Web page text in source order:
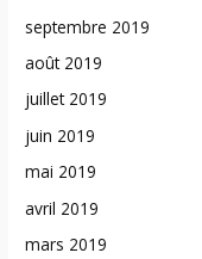
septembre 2019
août 2019
juillet 2019
juin 2019
mai 2019
avril 2019
mars 2019